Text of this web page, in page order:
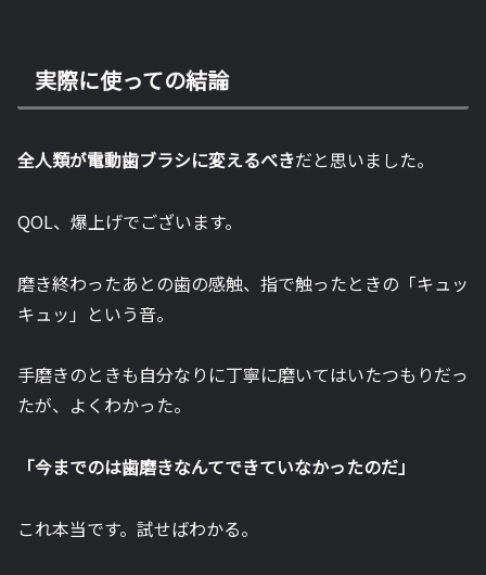
実際に使っての結論
全人類が電動歯ブラシに変えるべきだと思いました。
QOL、爆上げでございます。
磨き終わったあとの歯の感触、指で触ったときの「キュッ
キュッ」という音。
手磨きのときも自分なりに丁寧に磨いてはいたつもりだっ
たが、よくわかった。
「今までのは歯磨きなんてできていなかったのだ」
これ本当です。試せばわかる。